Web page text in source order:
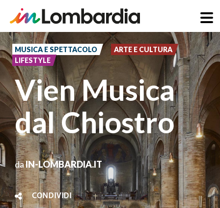
Salta
al
contenuto
principale
MUSICA E SPETTACOLO
ARTE E CULTURA
LIFESTYLE
Vien Musica
dal Chiostro
daIN-LOMBARDIA.IT
CONDIVIDI